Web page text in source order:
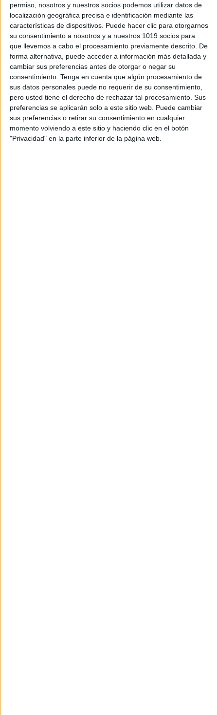
permiso, nosotros y nuestros socios podemos utilizar datos de
localización geográfica precisa e identificación mediante las
características de dispositivos. Puede hacer clic para otorgarnos
su consentimiento a nosotros y a nuestros 1019 socios para
que llevemos a cabo el procesamiento previamente descrito. De
forma alternativa, puede acceder a información más detallada y
cambiar sus preferencias antes de otorgar o negar su
consentimiento. Tenga en cuenta que algún procesamiento de
sus datos personales puede no requerir de su consentimiento,
pero usted tiene el derecho de rechazar tal procesamiento. Sus
preferencias se aplicarán solo a este sitio web. Puede cambiar
sus preferencias o retirar su consentimiento en cualquier
momento volviendo a este sitio y haciendo clic en el botón
"Privacidad" en la parte inferior de la página web.